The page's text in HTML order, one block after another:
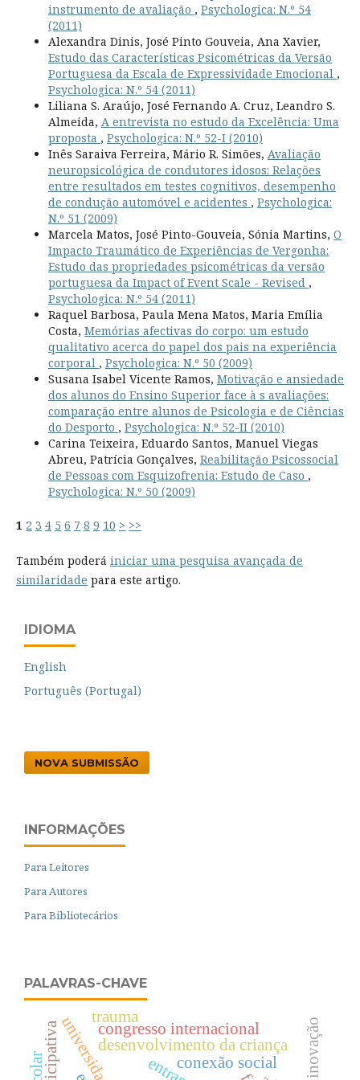
instrumento de avaliação , Psychologica: N.º 54
(2011)
Alexandra Dinis, José Pinto Gouveia, Ana Xavier,
Estudo das Características Psicométricas da Versão
Portuguesa da Escala de Expressividade Emocional ,
Psychologica: N.º 54 (2011)
Liliana S. Araújo, José Fernando A. Cruz, Leandro S.
Almeida, A entrevista no estudo da Excelência: Uma
proposta , Psychologica: N.º 52-I (2010)
Inês Saraiva Ferreira, Mário R. Simões, Avaliação
neuropsicológica de condutores idosos: Relações
entre resultados em testes cognitivos, desempenho
de condução automóvel e acidentes , Psychologica:
N.º 51 (2009)
Marcela Matos, José Pinto-Gouveia, Sónia Martins, O
Impacto Traumático de Experiências de Vergonha:
Estudo das propriedades psicométricas da versão
portuguesa da Impact of Event Scale - Revised ,
Psychologica: N.º 54 (2011)
Raquel Barbosa, Paula Mena Matos, Maria Emília
Costa, Memórias afectivas do corpo: um estudo
qualitativo acerca do papel dos pais na experiência
corporal , Psychologica: N.º 50 (2009)
Susana Isabel Vicente Ramos, Motivação e ansiedade
dos alunos do Ensino Superior face à s avaliações:
comparação entre alunos de Psicologia e de Ciências
do Desporto , Psychologica: N.º 52-II (2010)
Carina Teixeira, Eduardo Santos, Manuel Viegas
Abreu, Patrícia Gonçalves, Reabilitação Psicossocial
de Pessoas com Esquizofrenia: Estudo de Caso ,
Psychologica: N.º 50 (2009)
1 2 3 4 5 6 7 8 9 10 > >>
Também poderá iniciar uma pesquisa avançada de
similaridade para este artigo.
IDIOMA
English
Português (Portugal)
NOVA SUBMISSÃO
INFORMAÇÕES
Para Leitores
Para Autores
Para Bibliotecários
PALAVRAS-CHAVE
desenvolvimento da criança
congresso internacional
conexão social
trauma